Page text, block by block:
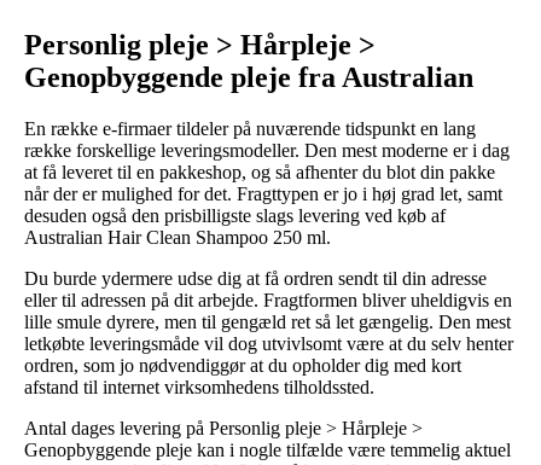
Personlig pleje > Hårpleje >
Genopbyggende pleje fra Australian
En række e-firmaer tildeler på nuværende tidspunkt en lang
række forskellige leveringsmodeller. Den mest moderne er i dag
at få leveret til en pakkeshop, og så afhenter du blot din pakke
når der er mulighed for det. Fragttypen er jo i høj grad let, samt
desuden også den prisbilligste slags levering ved køb af
Australian Hair Clean Shampoo 250 ml.
Du burde ydermere udse dig at få ordren sendt til din adresse
eller til adressen på dit arbejde. Fragtformen bliver uheldigvis en
lille smule dyrere, men til gengæld ret så let gængelig. Den mest
letkøbte leveringsmåde vil dog utvivlsomt være at du selv henter
ordren, som jo nødvendiggør at du opholder dig med kort
afstand til internet virksomhedens tilholdssted.
Antal dages levering på Personlig pleje > Hårpleje >
Genopbyggende pleje kan i nogle tilfælde være temmelig aktuel